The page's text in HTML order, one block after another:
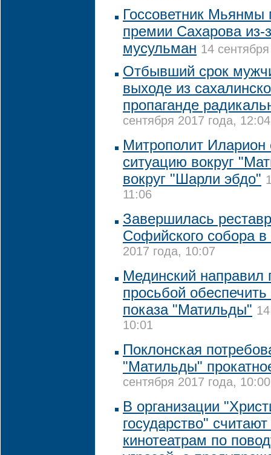
Госсоветник
премии Сахарова из-
мусульман 14
Отбывший срок
выходе из
пропаганде
сентября 2017 года, 12:04
Митрополит Иларион
ситуацию вокруг
вокруг "Шарли эбдо"
11:06
Завершилась
Софийского собора в
2017 года, 10:07
Мединский
просьбой обеспечить
показа "Матильды"
10:01
Поклонская
"Матильды"
сентября 2017 года, 10:00
В организации
государство"
кинотеатрам по